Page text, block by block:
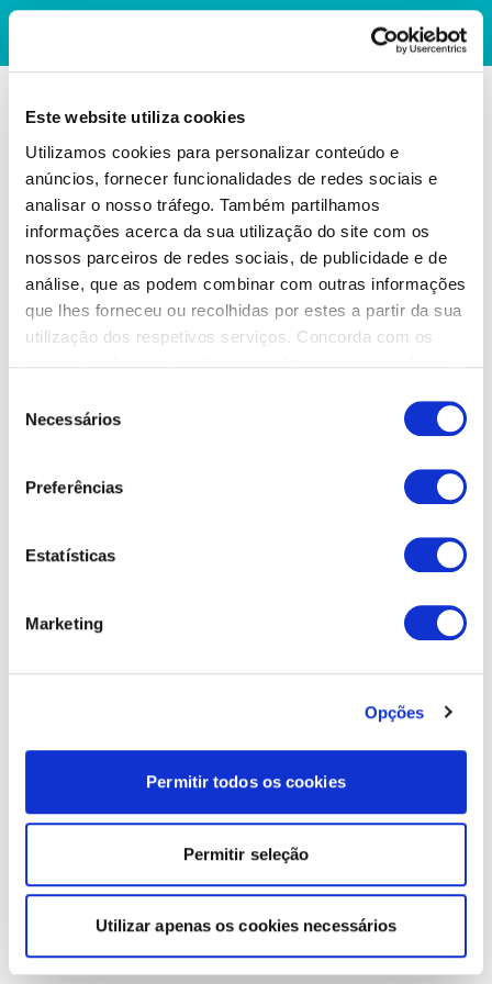
Este website utiliza cookies
Utilizamos cookies para personalizar conteúdo e
anúncios, fornecer funcionalidades de redes sociais e
analisar o nosso tráfego. Também partilhamos
informações acerca da sua utilização do site com os
nossos parceiros de redes sociais, de publicidade e de
análise, que as podem combinar com outras informações
que lhes forneceu ou recolhidas por estes a partir da sua
utilização dos respetivos serviços. Concorda com os
Necessários
Preferências
Estatísticas
Marketing
Opções
Permitir todos os cookies
Permitir seleção
Utilizar apenas os cookies necessários